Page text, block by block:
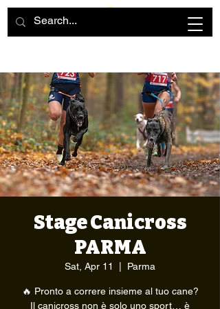
Stage Canicross
PARMA
Sat, Apr 11 Parma
🔥 Pronto a correre insieme al tuo cane?
Il canicross non è solo uno sport… è